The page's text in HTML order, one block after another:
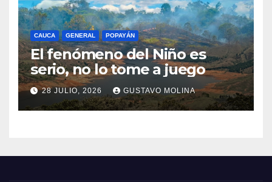
CAUCA GENERAL POPAYÁN
El fenómeno del Niño es
serio, no lo tome a juego
28 JULIO, 2026 GUSTAVO MOLINA